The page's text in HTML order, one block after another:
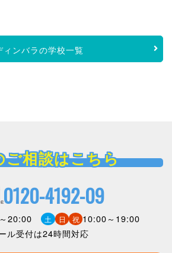
ィンバラの学校一覧
ご相談はこちら
0120-4192-09
～20:00 土 日 祝 10:00～19:00
ル受付は24時間対応